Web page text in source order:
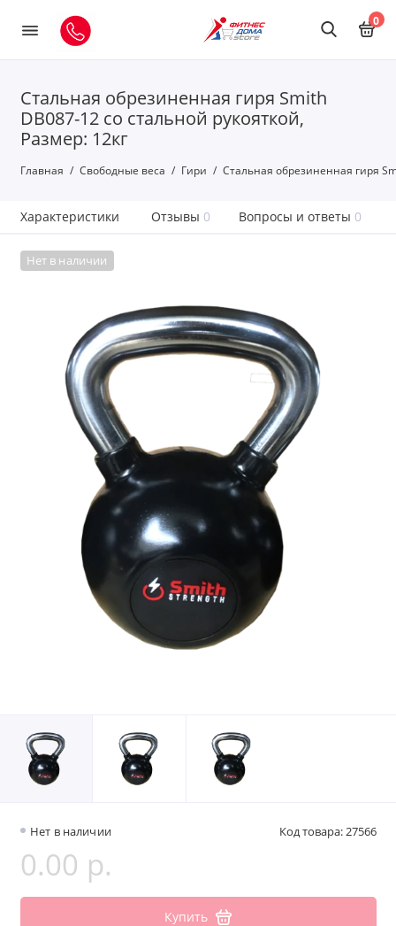
0
Стальная обрезиненная гиря Smith
DB087-12 со стальной рукояткой,
Размер: 12кг
Главная Свободные веса Гири Стальная обрезиненная гиря
Характеристики Отзывы 0 Вопросы и ответы 0
Нет в наличии
Нет в наличии Код товара: 27566
0.00 р.
Купить